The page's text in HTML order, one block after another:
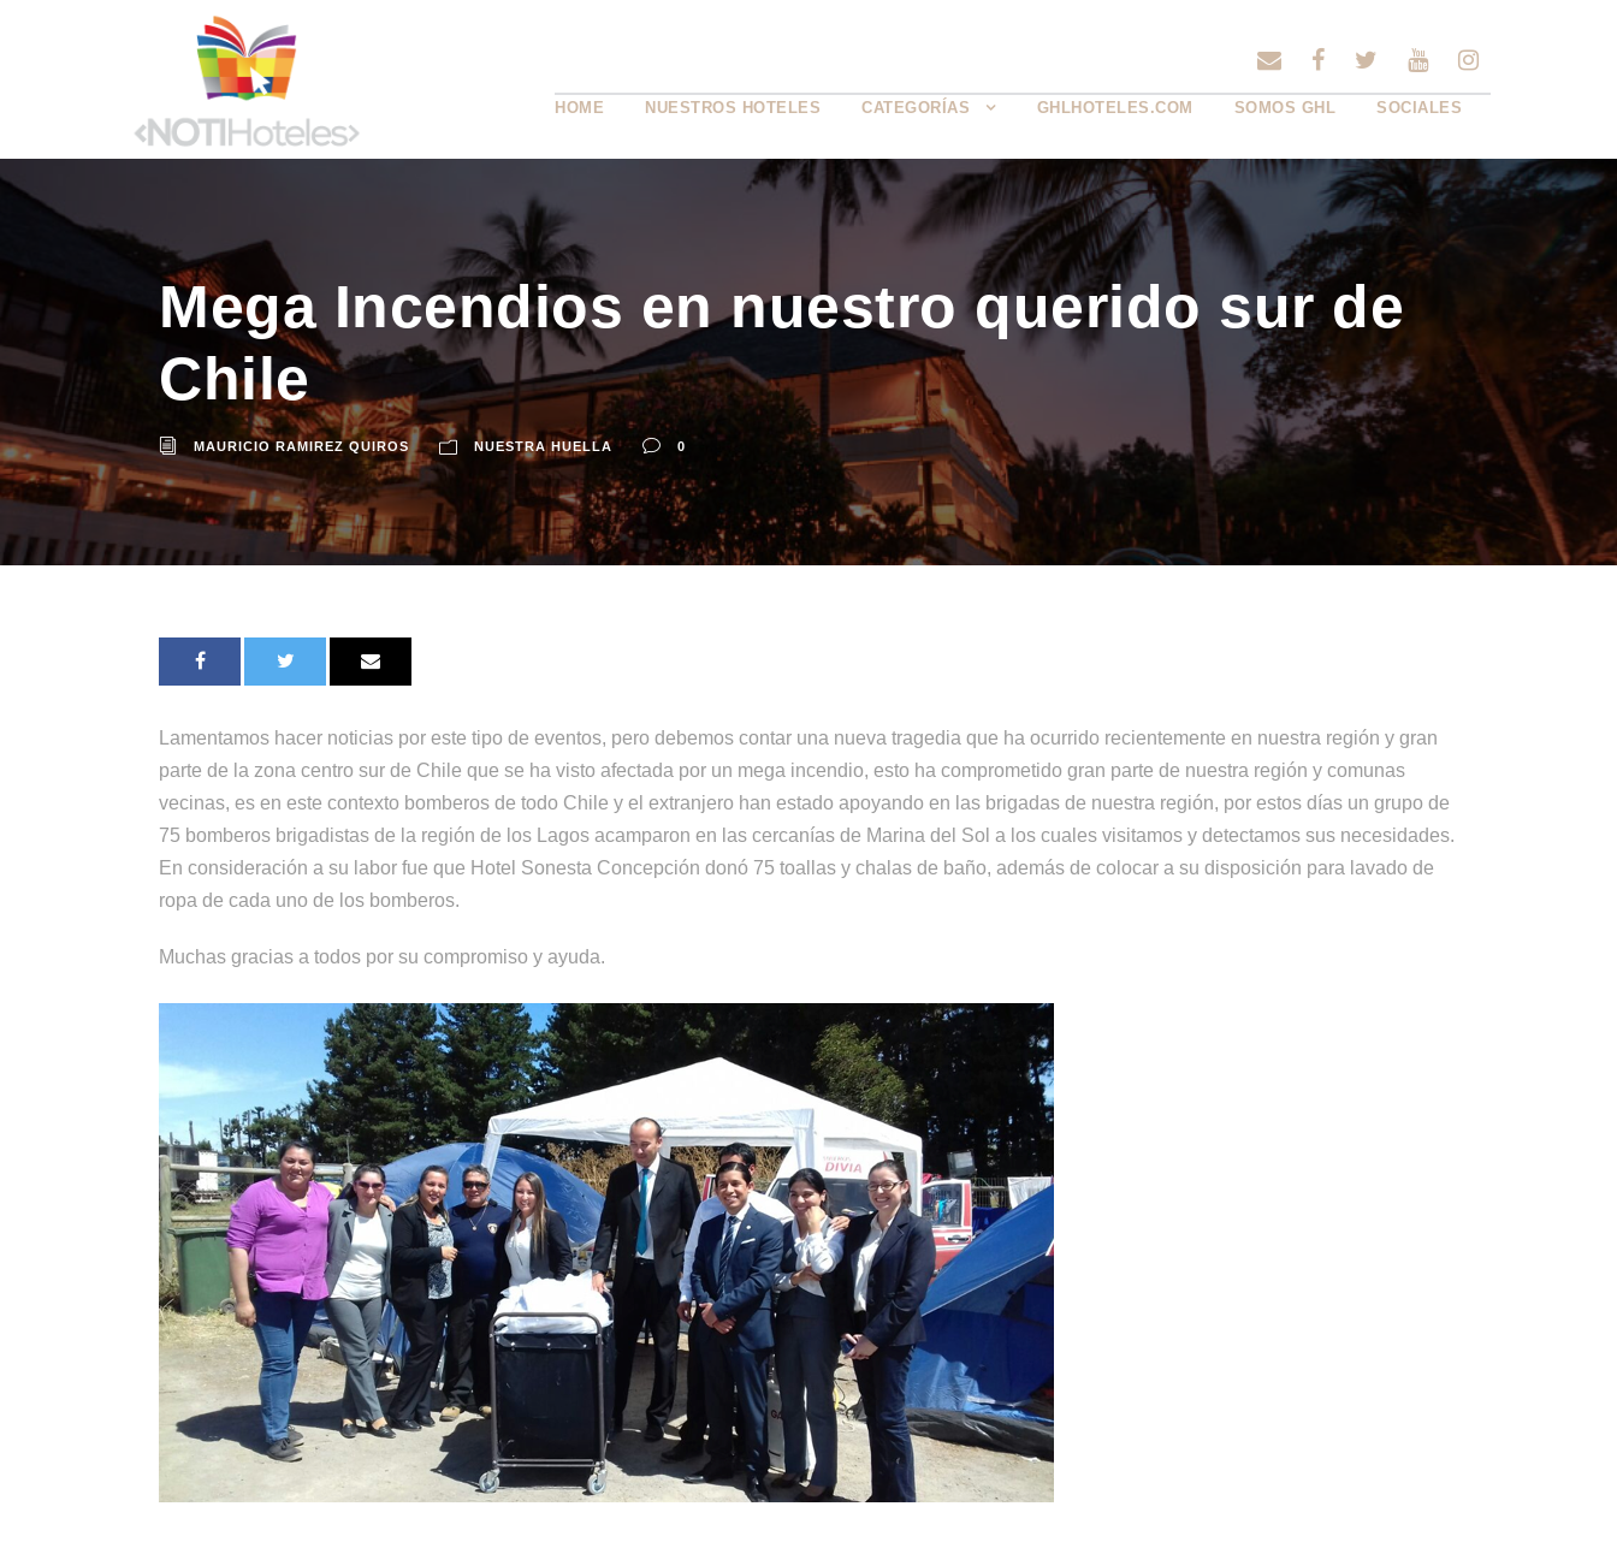
HOME NUESTROS HOTELES CATEGORÍAS GHLHOTELES.COM SOMOS GHL SOCIALES
Mega Incendios en nuestro querido sur de
Chile
MAURICIO RAMIREZ QUIROS NUESTRA HUELLA 0
Lamentamos hacer noticias por este tipo de eventos, pero debemos contar una nueva tragedia que ha ocurrido recientemente en nuestra región y gran
parte de la zona centro sur de Chile que se ha visto afectada por un mega incendio, esto ha comprometido gran parte de nuestra región y comunas
vecinas, es en este contexto bomberos de todo Chile y el extranjero han estado apoyando en las brigadas de nuestra región, por estos días un grupo de
75 bomberos brigadistas de la región de los Lagos acamparon en las cercanías de Marina del Sol a los cuales visitamos y detectamos sus necesidades.
En consideración a su labor fue que Hotel Sonesta Concepción donó 75 toallas y chalas de baño, además de colocar a su disposición para lavado de
ropa de cada uno de los bomberos.
Muchas gracias a todos por su compromiso y ayuda.